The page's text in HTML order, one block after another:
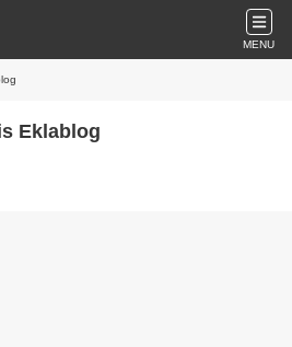
MENU
Article publié depuis Eklablog